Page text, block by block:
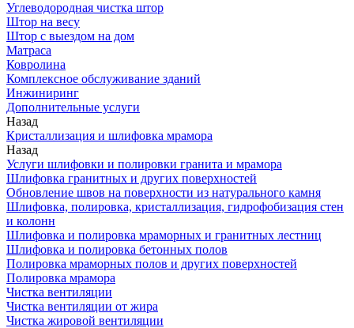
Углеводородная чистка штор
Штор на весу
Штор с выездом на дом
Матраса
Ковролина
Комплексное обслуживание зданий
Инжиниринг
Дополнительные услуги
Назад
Кристаллизация и шлифовка мрамора
Назад
Услуги шлифовки и полировки гранита и мрамора
Шлифовка гранитных и других поверхностей
Обновление швов на поверхности из натурального камня
Шлифовка, полировка, кристаллизация, гидрофобизация стен
и колонн
Шлифовка и полировка мраморных и гранитных лестниц
Шлифовка и полировка бетонных полов
Полировка мраморных полов и других поверхностей
Полировка мрамора
Чистка вентиляции
Чистка вентиляции от жира
Чистка жировой вентиляции